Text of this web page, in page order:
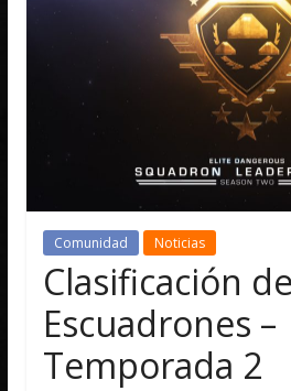
Comunidad Noticias
Clasificación
Escuadrones –
Temporada 2